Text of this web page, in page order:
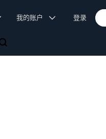
我的账户 登录